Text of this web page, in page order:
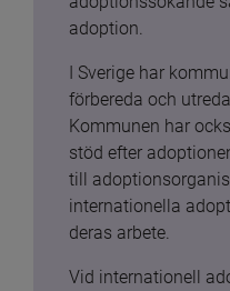
adoption.
I Sverige har
förbereda och
Kommunen har
stöd efter
till
internationella
deras arbete.
Vid internationell